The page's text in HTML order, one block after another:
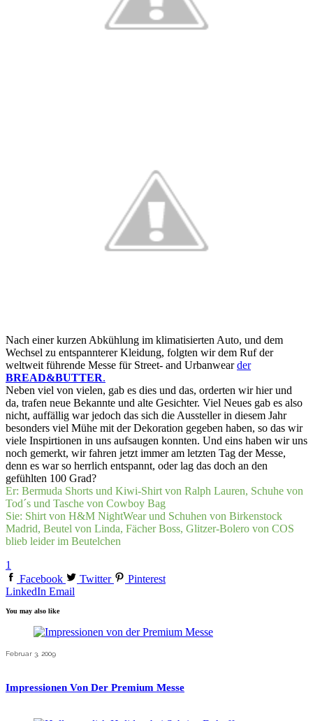
Nach einer kurzen Abkühlung im klimatisierten Auto, und dem
Wechsel zu entspannterer Kleidung, folgten wir dem Ruf der
weltweit führende Messe für Street- and Urbanwear der
BREAD&BUTTER.
Neben viel von vielen, gab es dies und das, orderten wir hier und
da, trafen neue Bekannte und alte Gesichter. Viel Neues gab es also
nicht, auffällig war jedoch das sich die Aussteller in diesem Jahr
besonders viel Mühe mit der Dekoration gegeben haben, so das wir
viele Inspirtionen in uns aufsaugen konnten. Und eins haben wir uns
noch gemerkt, wir fahren jetzt immer am letzten Tag der Messe,
denn es war so herrlich entspannt, oder lag das doch an den
gefühlten 100 Grad?
Er: Bermuda Shorts und Kiwi-Shirt von Ralph Lauren, Schuhe von
Tod´s und Tasche von Cowboy Bag
Sie: Shirt von H&M NightWear und Schuhen von Birkenstock
Madrid, Beutel von Linda, Fächer Boss, Glitzer-Bolero von COS
blieb leider im Beutelchen
1
Facebook
Twitter
Pinterest
LinkedIn Email
You may also like
Februar 3, 2009
Impressionen Von Der Premium Messe